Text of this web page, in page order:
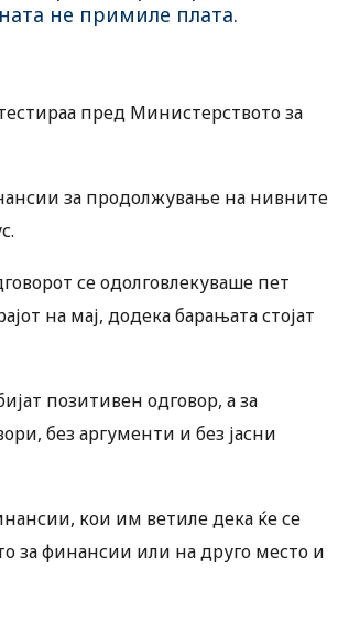
не примиле плата.
пред Министерството за
за продолжување на нивните
се одолговлекуваше пет
на мај, додека барањата стојат
позитивен одговор, а за
без аргументи и без јасни
кои им ветиле дека ќе се
за финансии или на друго место и